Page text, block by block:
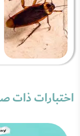
اختبارات ذات